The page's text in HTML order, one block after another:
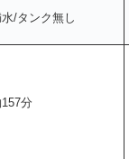
/タンク無し
分